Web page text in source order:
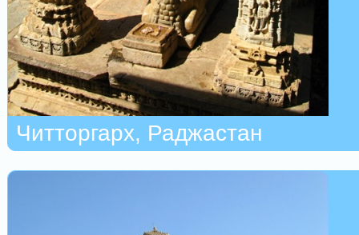
Читторгарх, Раджастан